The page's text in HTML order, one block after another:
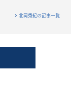
北岡秀紀の記事一覧